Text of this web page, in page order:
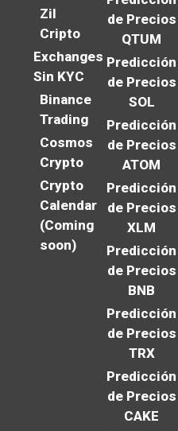
Zil
Cripto
Exchanges
Sin KYC
Binance
Trading
Cosmos
Crypto
Crypto
Calendar
(Coming
soon)
de Precios
QTUM
Predicción
de Precios
SOL
Predicción
de Precios
ATOM
Predicción
de Precios
XLM
Predicción
de Precios
BNB
Predicción
de Precios
TRX
Predicción
de Precios
CAKE